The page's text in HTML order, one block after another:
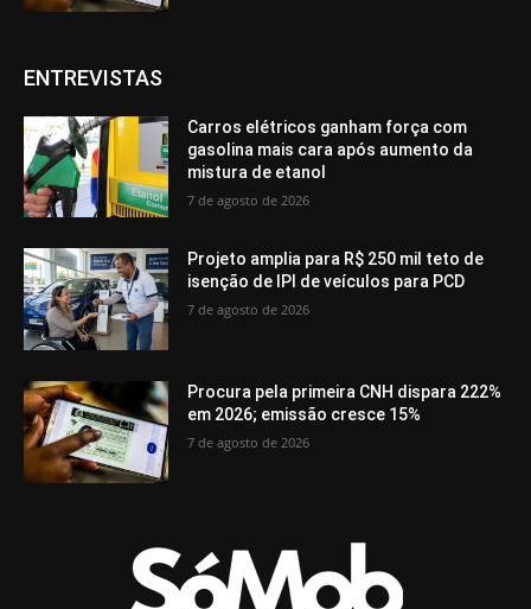
ENTREVISTAS
Carros elétricos ganham força com
gasolina mais cara após aumento da
mistura de etanol
7 de agosto de 2026
Projeto amplia para R$ 250 mil teto de
isenção de IPI de veículos para PCD
7 de agosto de 2026
Procura pela primeira CNH dispara 222%
em 2026; emissão cresce 15%
7 de agosto de 2026